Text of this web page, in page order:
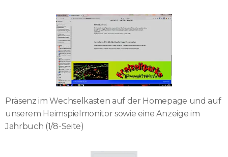
Präsenz im Wechselkasten auf der Homepage und auf
unserem Heimspielmonitor sowie eine Anzeige im
Jahrbuch (1/8-Seite)